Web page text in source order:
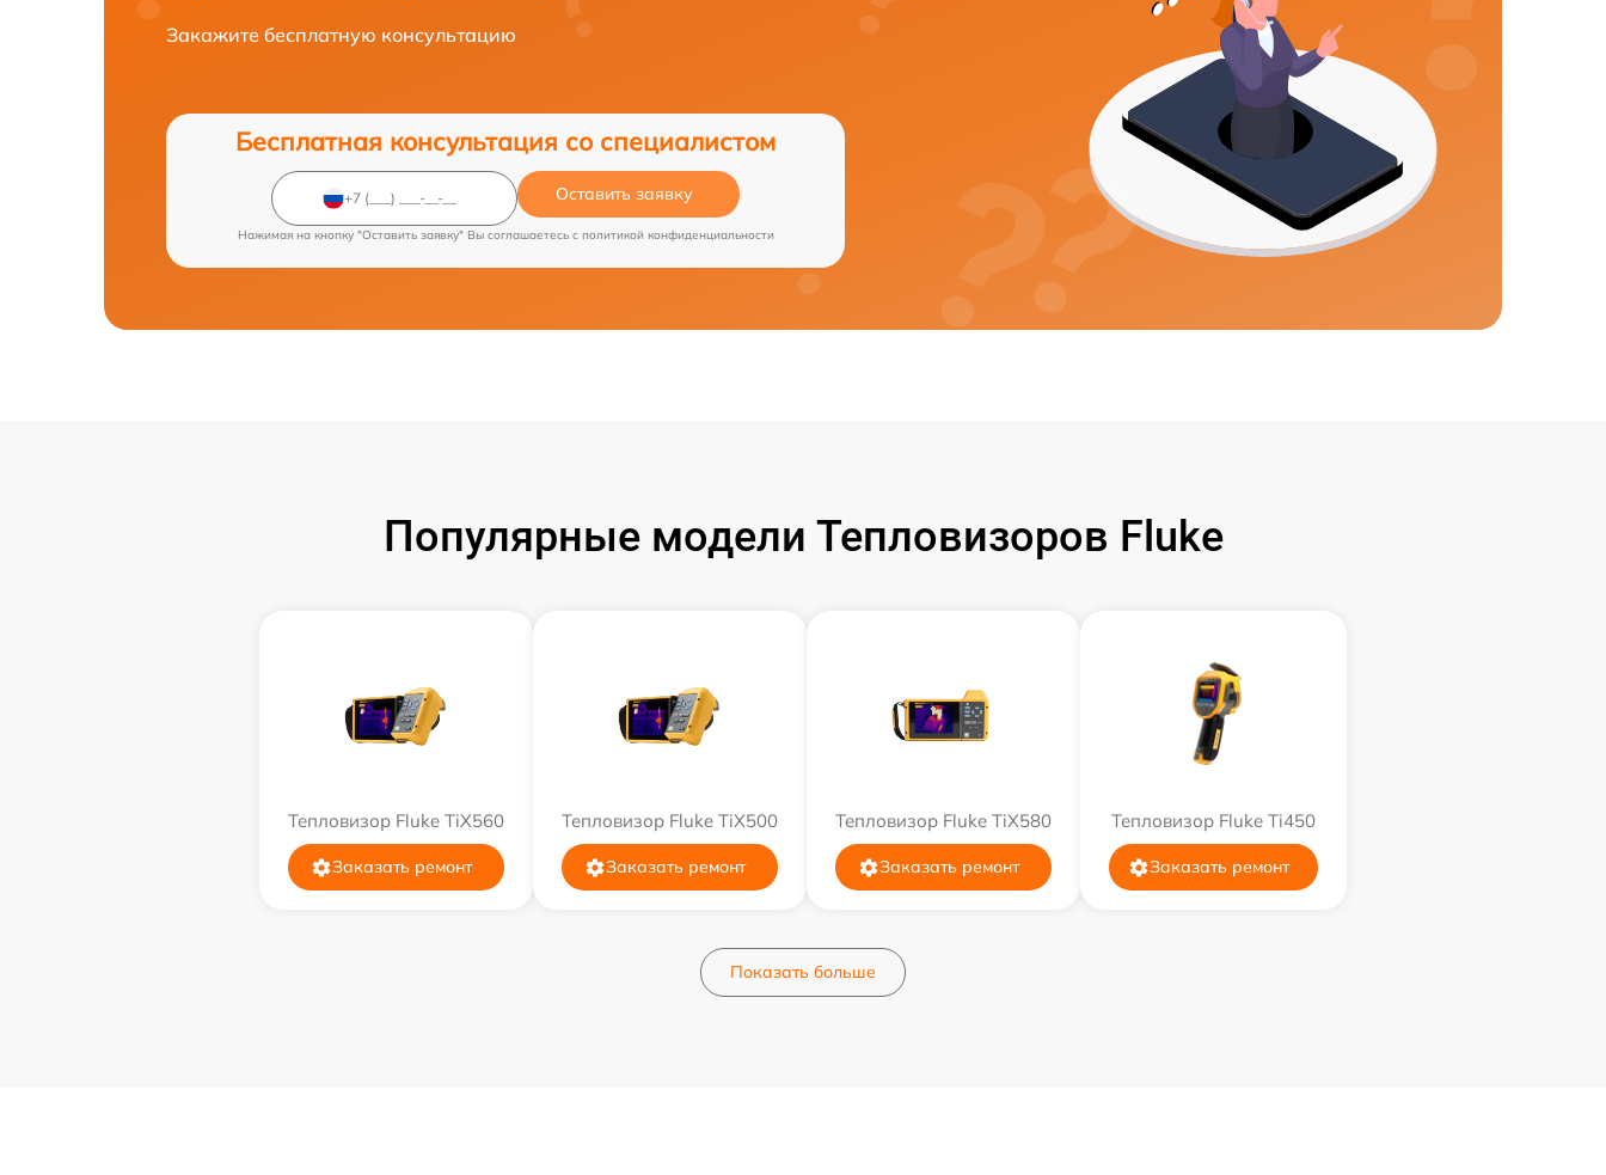
Закажите бесплатную консультацию
Бесплатная консультация со специалистом
Оставить заявку
Нажимая на кнопку "Оставить заявку" Вы соглашаетесь c политикой конфиденциальности
Популярные модели Тепловизоров Fluke
Тепловизор Fluke TiX560
Заказать ремонт
Тепловизор Fluke TiX500
Заказать ремонт
Тепловизор Fluke TiX580
Заказать ремонт
Тепловизор Fluke Ti450
Заказать ремонт
Показать больше